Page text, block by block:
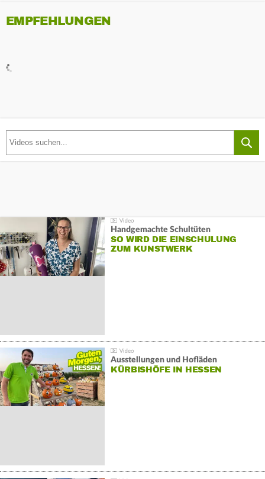
EMPFEHLUNGEN
Handgemachte Schultüten
SO WIRD DIE EINSCHULUNG
ZUM KUNSTWERK
Ausstellungen und Hofläden
KÜRBISHÖFE IN HESSEN